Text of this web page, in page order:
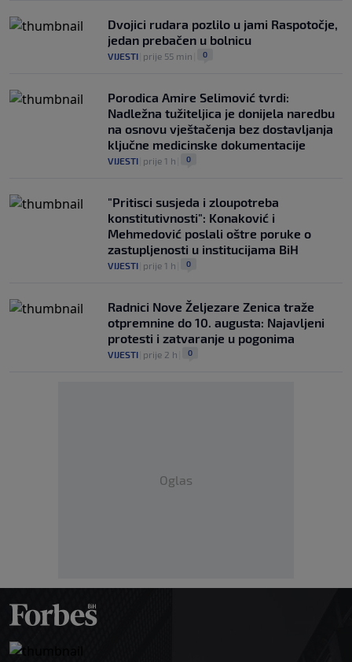
Dvojici rudara pozlilo u jami Raspotočje,
jedan prebačen u bolnicu
VIJESTI prije 55 min 0
Porodica Amire Selimović tvrdi:
Nadležna tužiteljica je donijela naredbu
na osnovu vještačenja bez dostavljanja
ključne medicinske dokumentacije
VIJESTI prije 1 h 0
"Pritisci susjeda i zloupotreba
konstitutivnosti": Konaković i
Mehmedović poslali oštre poruke o
zastupljenosti u institucijama BiH
VIJESTI prije 1 h 0
Radnici Nove Željezare Zenica traže
otpremnine do 10. augusta: Najavljeni
protesti i zatvaranje u pogonima
VIJESTI prije 2 h 0
Oglas